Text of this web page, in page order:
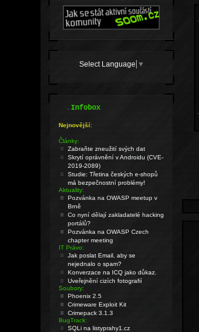
Select Language ▼
.Infobox
Nejnovější:
Články:
Zabraňte zneužití svých dat
Skrytí oprávnění v Androidu (CVE-
2019-2089)
Studie: Třetina českých e-shopů
má bezpečnostní problémy!
Aktuality:
Pozvánka na OWASP meetup v
Brně
Co nyní dělají zakladatelé hacking
portálů?
Pozvánka na OWASP Czech
chapter meeting
IT Právo:
Jak poslat Email, aby se
nejednalo o spam?
Konverzace na ICQ jako důkaz.
Uveřejnění cizích fotografií
Soubory:
Phoenix 2.5
Crimeware Exploit Kit
Crimepack 3.1.3
BugTrack:
SQLi na listyprahy1.cz